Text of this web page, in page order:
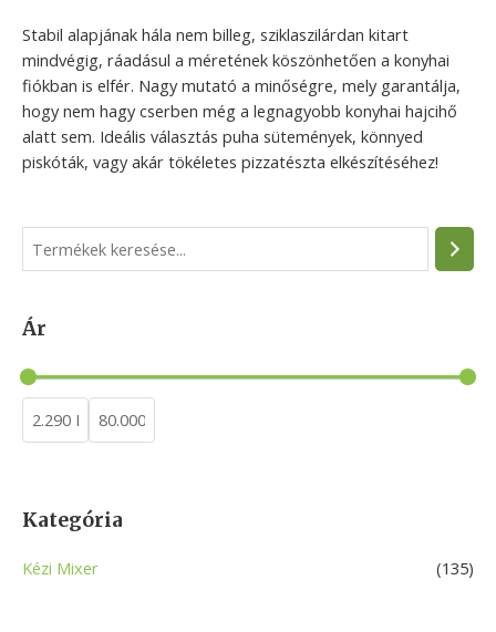
e
r
c
h
Ár
Kategória
Kézi Mixer (135)
Stabil alapjának hála nem billeg, sziklaszilárdan kitart
mindvégig, ráadásul a méretének köszönhetően a konyhai
fiókban is elfér. Nagy mutató a minőségre, mely garantálja,
hogy nem hagy cserben még a legnagyobb konyhai hajcihő
alatt sem. Ideális választás puha sütemények, könnyed
piskóták, vagy akár tökéletes pizzatészta elkészítéséhez!